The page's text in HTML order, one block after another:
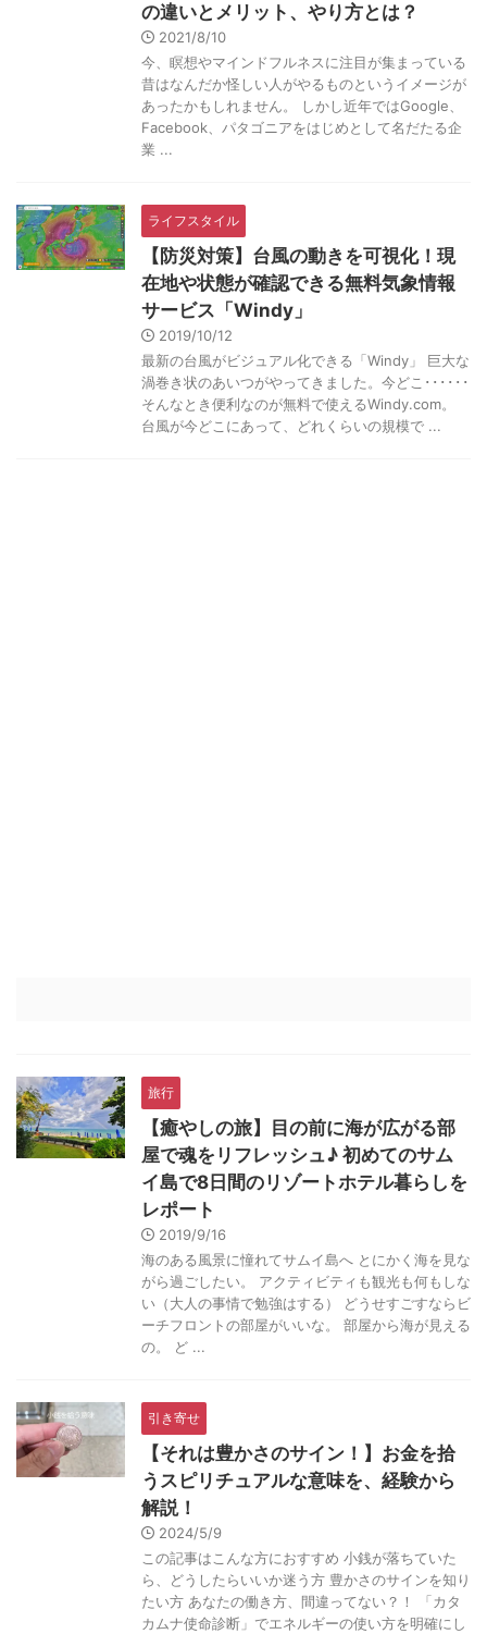
の違いとメリット、やり方とは？
2021/8/10
今、瞑想やマインドフルネスに注目が集まっている
昔はなんだか怪しい人がやるものというイメージが
あったかもしれません。 しかし近年ではGoogle、
Facebook、パタゴニアをはじめとして名だたる企
業 ...
ライフスタイル
【防災対策】台風の動きを可視化！現
在地や状態が確認できる無料気象情報
サービス「Windy」
2019/10/12
最新の台風がビジュアル化できる「Windy」 巨大な
渦巻き状のあいつがやってきました。今どこ･･････
そんなとき便利なのが無料で使えるWindy.com。
台風が今どこにあって、どれくらいの規模で ...
旅行
【癒やしの旅】目の前に海が広がる部
屋で魂をリフレッシュ♪ 初めてのサム
イ島で8日間のリゾートホテル暮らしを
レポート
2019/9/16
海のある風景に憧れてサムイ島へ とにかく海を見な
がら過ごしたい。 アクティビティも観光も何もしな
い（大人の事情で勉強はする） どうせすごすならビ
ーチフロントの部屋がいいな。 部屋から海が見える
の。 ど ...
引き寄せ
【それは豊かさのサイン！】お金を拾
うスピリチュアルな意味を、経験から
解説！
2024/5/9
この記事はこんな方におすすめ 小銭が落ちていた
ら、どうしたらいいか迷う方 豊かさのサインを知り
たい方 あなたの働き方、間違ってない？！ 「カタ
カムナ使命診断」でエネルギーの使い方を明確にし